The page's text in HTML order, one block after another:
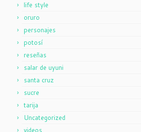
life style
oruro
personajes
potosí
reseñas
salar de uyuni
santa cruz
sucre
tarija
Uncategorized